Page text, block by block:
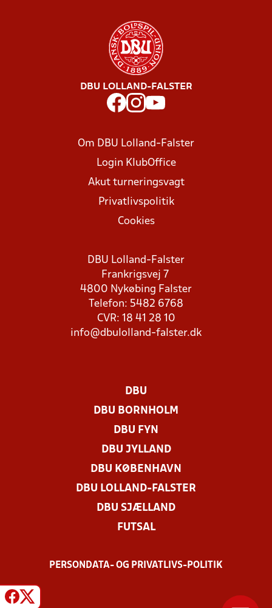
DBU LOLLAND-FALSTER
Om DBU Lolland-Falster
Login KlubOffice
Akut turneringsvagt
Privatlivspolitik
Cookies
DBU Lolland-Falster
Frankrigsvej 7
4800 Nykøbing Falster
Telefon: 5482 6768
CVR: 18 41 28 10
info@dbulolland-falster.dk
DBU
DBU BORNHOLM
DBU FYN
DBU JYLLAND
DBU KØBENHAVN
DBU LOLLAND-FALSTER
DBU SJÆLLAND
FUTSAL
PERSONDATA- OG PRIVATLIVS-POLITIK